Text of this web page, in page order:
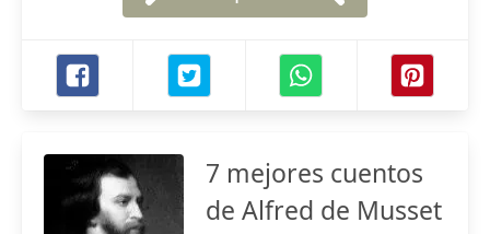
7 mejores cuentos
de Alfred de Musset